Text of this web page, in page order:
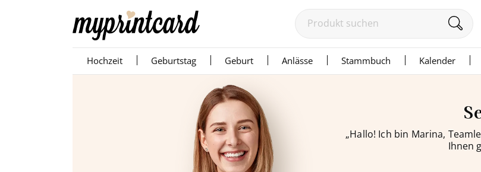
Hochzeit Geburtstag Geburt Anlässe Stammbuch Kalender
„Hallo! Ich bin Marina,
Ihnen